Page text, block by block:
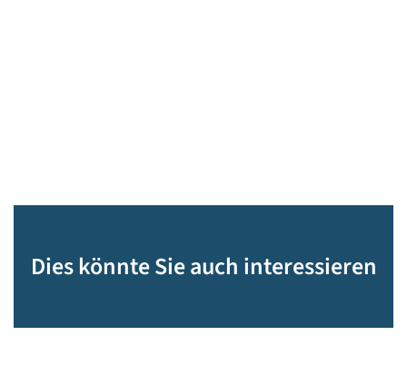
Dies könnte Sie auch interessieren